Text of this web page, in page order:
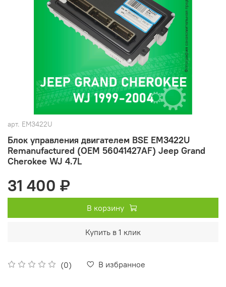
арт. EM3422U
Блок управления двигателем BSE EM3422U
Remanufactured (OEM 56041427AF) Jeep Grand
Cherokee WJ 4.7L
(0) В избранное
31 400 ₽
В корзину
Купить в 1 клик